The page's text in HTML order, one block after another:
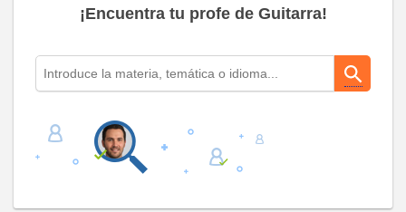
¡Encuentra tu profe de Guitarra!